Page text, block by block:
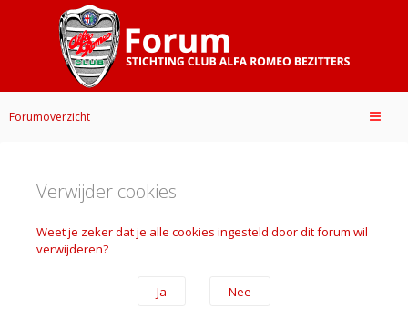
Forumoverzicht
Verwijder cookies
Weet je zeker dat je alle cookies ingesteld door dit forum wil
verwijderen?